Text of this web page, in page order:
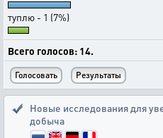
туплю - 1 (7%)
Всего голосов: 14.
Новые исследования для
добыча